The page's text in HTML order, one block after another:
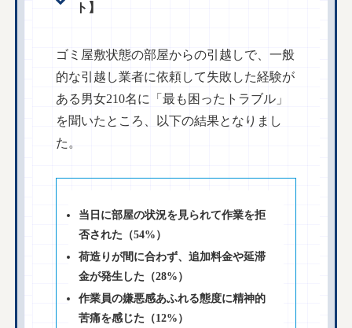
ト】
ゴミ屋敷状態の部屋からの引越しで、一般
的な引越し業者に依頼して失敗した経験が
ある男女210名に「最も困ったトラブル」
を聞いたところ、以下の結果となりまし
た。
当日に部屋の状況を見られて作業を拒
否された（54%）
荷造りが間に合わず、追加料金や延滞
金が発生した（28%）
作業員の嫌悪感あふれる態度に精神的
苦痛を感じた（12%）